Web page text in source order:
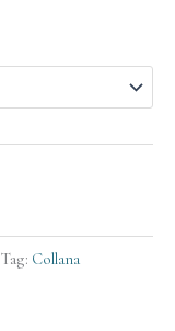
Tag: Collana